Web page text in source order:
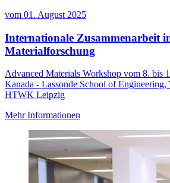
vom 01. August 2025
Internationale Zusammenarbeit
Materialforschung
Advanced Materials Workshop vom 8. bis
Kanada - Lassonde School of
HTWK Leipzig
Mehr Informationen